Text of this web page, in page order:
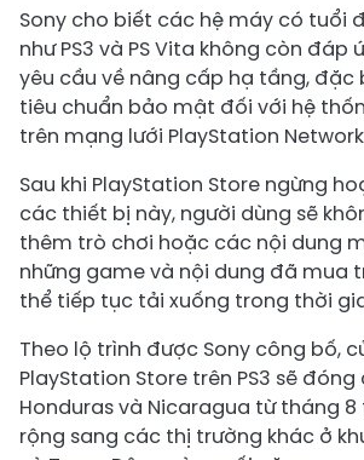
Sony cho biết các hệ máy có tuổi
như PS3 và PS Vita không còn đáp
yêu cầu về nâng cấp hạ tầng, đặc
tiêu chuẩn bảo mật đối với hệ
trên mạng lưới PlayStation
Sau khi PlayStation Store ngừng
các thiết bị này, người dùng sẽ
thêm trò chơi hoặc các nội dung
những game và nội dung đã mua
thể tiếp tục tải xuống trong thời
Theo lộ trình được Sony công bố,
PlayStation Store trên PS3 sẽ
Honduras và Nicaragua từ tháng
rộng sang các thị trường khác ở